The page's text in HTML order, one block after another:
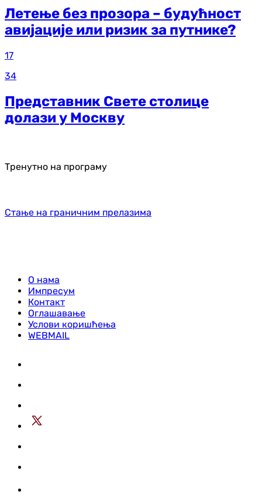
Летење без прозора – будућност
авијације или ризик за путнике?
17
34
Представник Свете столице
долази у Москву
Тренутно на програму
Стање на граничним прелазима
О нама
Импресум
Контакт
Оглашавање
Услови коришћења
WEBMAIL